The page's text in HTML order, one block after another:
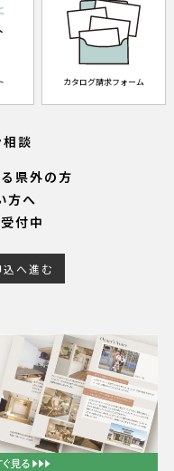
カタログ請求フォーム
談
県外の方
方へ
付中
へ進む